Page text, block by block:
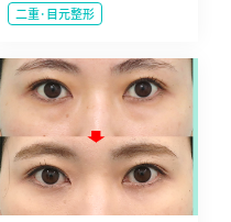
二重･目元整形